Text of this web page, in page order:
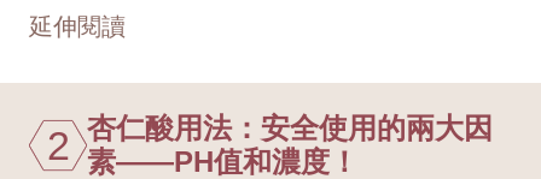
延伸閱讀
2 杏仁酸用法：安全使用的兩大因
素——PH值和濃度！